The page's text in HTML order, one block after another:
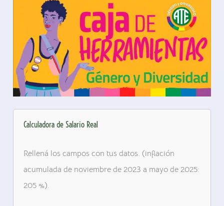
Calculadora de Salario Real
Rellená los campos con tus datos. (inflación
acumulada de noviembre de 2023 a mayo de 2025:
205 %).